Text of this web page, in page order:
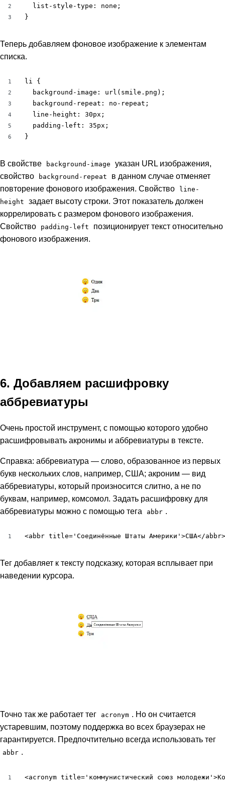
2
3
  list-style-type: none;
}
Теперь добавляем фоновое изображение к элементам
списка.
1
2
3
4
5
6
li {
  background-image: url(smile.png);
  background-repeat: no-repeat;
  line-height: 30px;
  padding-left: 35px;
}
В свойстве background-image
указан URL изображения,
свойство
background-repeat
в данном случае отменяет
повторение фонового изображения. Свойство
line-
height
задает высоту строки. Этот показатель должен
коррелировать с размером фонового изображения.
Свойство
padding-left
позиционирует текст относительно
фонового изображения.
6. Добавляем расшифровку
аббревиатуры
Очень простой инструмент, с помощью которого удобно
расшифровывать акронимы и аббревиатуры в тексте.
Справка: аббревиатура — слово, образованное из первых
букв нескольких слов, например, США; акроним — вид
аббревиатуры, который произносится слитно, а не по
буквам, например, комсомол. Задать расшифровку для
аббревиатуры можно с помощью тега
abbr .
1 <abbr title='Соединённые Штаты Америки'>США</abbr>
Тег добавляет к тексту подсказку, которая всплывает при
наведении курсора.
Точно так же работает тег acronym . Но он считается
устаревшим, поэтому поддержка во всех браузерах не
гарантируется. Предпочтительно всегда использовать тег
abbr .
1 <acronym title='коммунистический союз